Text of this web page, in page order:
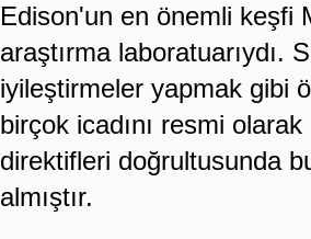
Edison'un en önemli keşfi
araştırma laboratuarıydı.
iyileştirmeler yapmak gibi
birçok icadını resmi
direktifleri doğrultusunda
almıştır.